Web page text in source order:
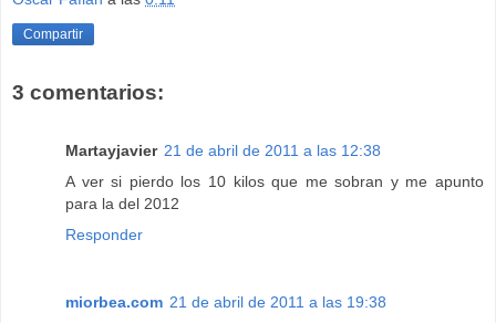
Compartir
3 comentarios:
Martayjavier 21 de abril de 2011 a las 12:38
A ver si pierdo los 10 kilos que me sobran y me apunto
para la del 2012
Responder
miorbea.com 21 de abril de 2011 a las 19:38